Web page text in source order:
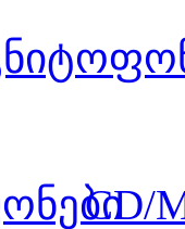
CD/